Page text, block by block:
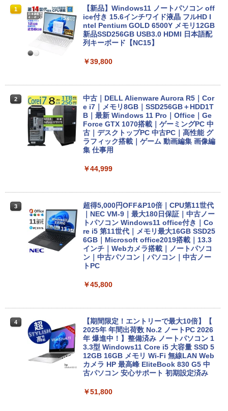
1
【新品】Windows11 ノートパソコン off
ice付き 15.6インチワイド液晶 フルHD I
ntel Pentium GOLD 6500Y メモリ12GB
新品SSD256GB USB3.0 HDMI 日本語配
列キーボード【NC15】
￥39,800
2
中古｜DELL Alienware Aurora R5｜Cor
e i7｜メモリ8GB｜SSD256GB＋HDD1T
B｜最新 Windows 11 Pro｜Office｜Ge
Force GTX 1070搭載｜ゲーミングPC 中
古｜デスクトップPC 中古PC｜高性能 グ
ラフィック搭載｜ゲーム 動画編集 画像編
集 仕事用
￥44,999
3
超得5,000円OFF&P10倍｜CPU第11世代
｜NEC VM-9｜最大180日保証｜中古ノー
トパソコン Windows11 office付き｜Co
re i5 第11世代｜メモリ最大16GB SSD25
6GB｜Microsoft office2019搭載｜13.3
インチ｜Webカメラ搭載｜ノートパソコ
ン｜中古パソコン｜パソコン｜中古ノー
トPC
￥45,800
4
【期間限定！エントリーで最大10倍】【
2025年 年間出荷数 No.2 ノートPC 2026
年 爆進中！】整備済み ノートパソコン 1
3.3型 Windows11 Core i5 大容量 SSD 5
12GB 16GB メモリ Wi-Fi 無線LAN Web
カメラ HP 最高峰 EliteBook 830 G5 中
古パソコン 安心サポート 初期設定済み
￥51,800